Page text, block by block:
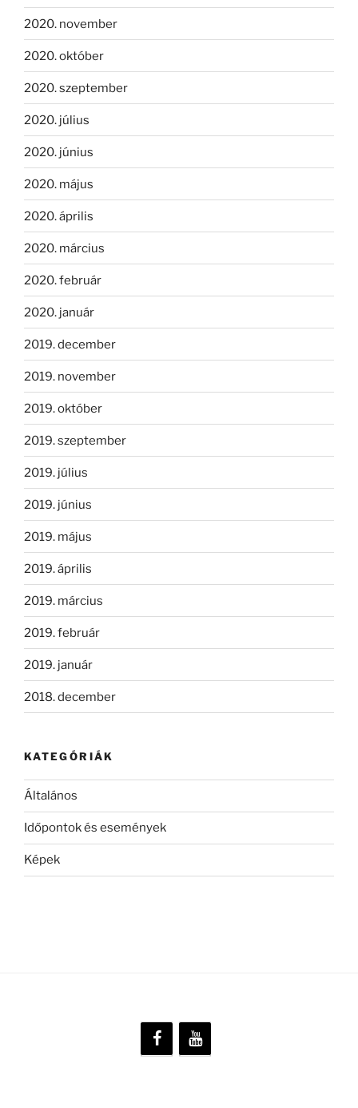
2020. november
2020. október
2020. szeptember
2020. július
2020. június
2020. május
2020. április
2020. március
2020. február
2020. január
2019. december
2019. november
2019. október
2019. szeptember
2019. július
2019. június
2019. május
2019. április
2019. március
2019. február
2019. január
2018. december
KATEGÓRIÁK
Általános
Időpontok és események
Képek